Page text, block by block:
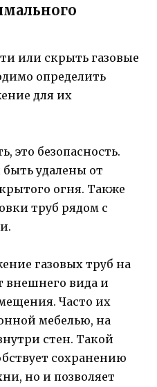
или скрыть газовые
определить
для их
это безопасность.
удалены от
огня. Также
труб рядом с
газовых труб на
внешнего вида и
Часто их
мебелью, на
стен. Такой
сохранению
но и позволяет